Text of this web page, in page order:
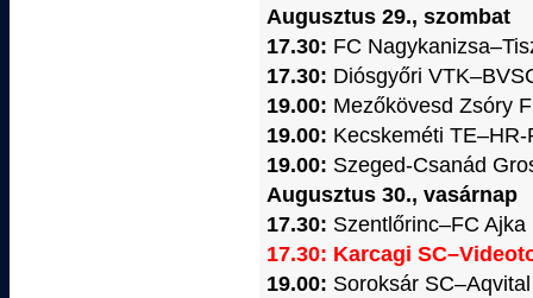
Augusztus 29., szombat
17.30: FC
17.30: Diósgyőri
19.00: Mezőkövesd Zsóry
19.00: Kecskeméti
19.00: Szeged-Csanád
Augusztus 30., vasárnap
17.30: Szentlőrinc–FC Ajka
17.30: Karcagi
19.00: Soroksár